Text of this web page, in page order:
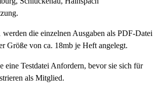
die einzelnen Ausgaben als PDF-Datei
Größe von ca. 18mb je Heft angelegt.
eine Testdatei Anfordern, bevor sie sich für
als Mitglied.